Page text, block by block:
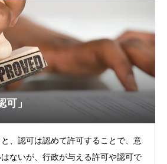
可」
、認可は認めて許可することで、意
ないが、行政が与える許可や認可で